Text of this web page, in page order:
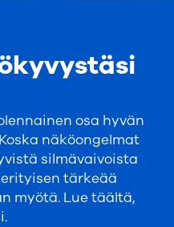
osa hyvän
näköongelmat
silmävaivoista
tärkeää
myötä. Lue täältä,